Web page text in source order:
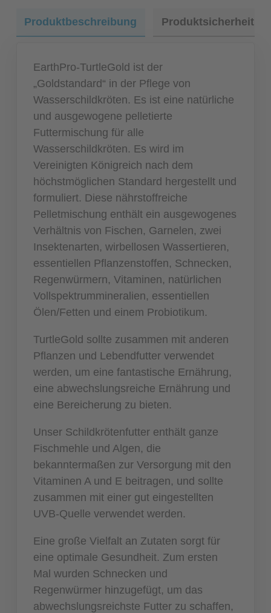
Produktbeschreibung Produktsicherheit
EarthPro-TurtleGold ist der
„Goldstandard“ in der Pflege von
Wasserschildkröten. Es ist eine natürliche
und ausgewogene pelletierte
Futtermischung für alle
Wasserschildkröten. Es wird im
Vereinigten Königreich nach dem
höchstmöglichen Standard hergestellt und
formuliert. Diese nährstoffreiche
Pelletmischung enthält ein ausgewogenes
Verhältnis von Fischen, Garnelen, zwei
Insektenarten, wirbellosen Wassertieren,
essentiellen Pflanzenstoffen, Schnecken,
Regenwürmern, Vitaminen, natürlichen
Vollspektrummineralien, essentiellen
Ölen/Fetten und einem Probiotikum.
TurtleGold sollte zusammen mit anderen
Pflanzen und Lebendfutter verwendet
werden, um eine fantastische Ernährung,
eine abwechslungsreiche Ernährung und
eine Bereicherung zu bieten.
Unser Schildkrötenfutter enthält ganze
Fischmehle und Algen, die
bekanntermaßen zur Versorgung mit den
Vitaminen A und E beitragen, und sollte
zusammen mit einer gut eingestellten
UVB-Quelle verwendet werden.
Eine große Vielfalt an Zutaten sorgt für
eine optimale Gesundheit. Zum ersten
Mal wurden Schnecken und
Regenwürmer hinzugefügt, um das
abwechslungsreichste Futter zu schaffen,